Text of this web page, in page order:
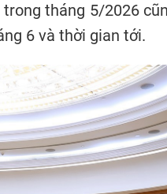
tháng 5/2026
6 và thời gian tới.